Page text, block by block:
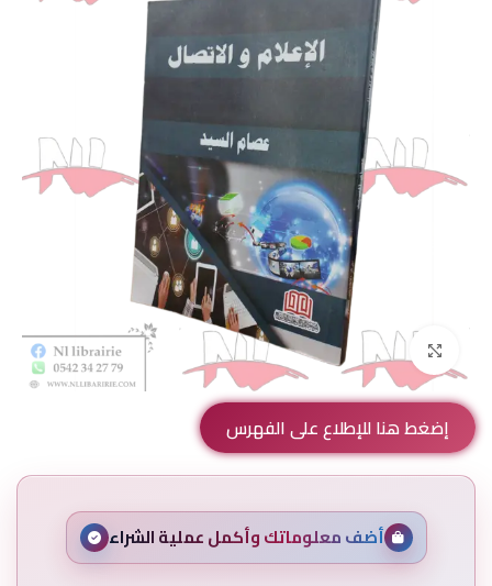
Click to enlarge
إضغط هنا للإطلاع على الفهرس
أضف معلوماتك وأكمل عملية الشراء